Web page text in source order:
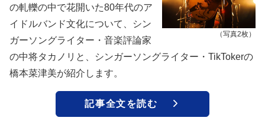
（写真2枚）
の軋轢の中で花開いた80年代のア
イドルバンド文化について、シン
ガーソングライター・音楽評論家
の中将タカノリと、シンガーソングライター・TikTokerの
橋本菜津美が紹介します。
記事全文を読む